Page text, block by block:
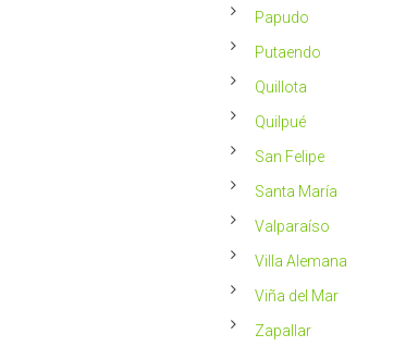
Papudo
Putaendo
Quillota
Quilpué
San Felipe
Santa María
Valparaíso
Villa Alemana
Viña del Mar
Zapallar